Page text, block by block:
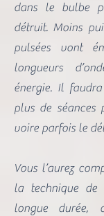
dans le bulbe
détruit. Moins
pulsées vont
longueurs
énergie. Il
plus de
voire parfois le
Vous l’aurez
la technique de
longue durée,